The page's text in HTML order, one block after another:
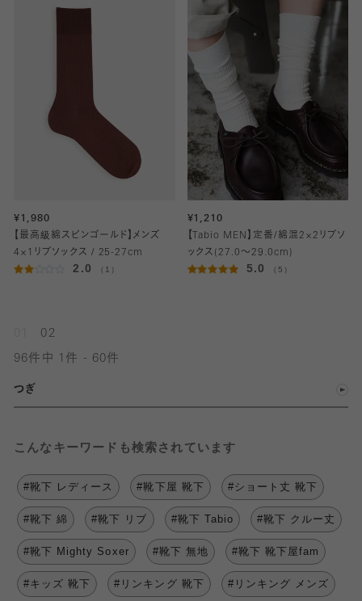
¥1,980
【最高級綿スビンゴールド】メンズ
4×1リブソックス / 25-27cm
2.0 （1）
¥1,210
【Tabio MEN】定番/綿混2×2リブソ
ックス(27.0～29.0cm)
5.0 （5）
02
96件中 1件 - 60件
つぎ
こんなキーワードも検索されています
#靴下 レディース #靴下屋 靴下 #ショート丈 靴下
#靴下 綿 #靴下 リブ #靴下 Tabio #靴下 クルー丈
#靴下 Mighty Soxer #靴下 無地 #靴下 靴下屋fam
#キッズ 靴下 #リンキング 靴下 #リンキング メンズ